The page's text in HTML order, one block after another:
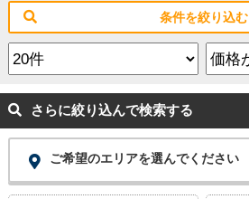
条件を絞り込む
さらに絞り込んで検索する
ご希望のエリアを選んでください